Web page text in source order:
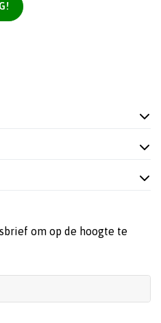
om op de hoogte te